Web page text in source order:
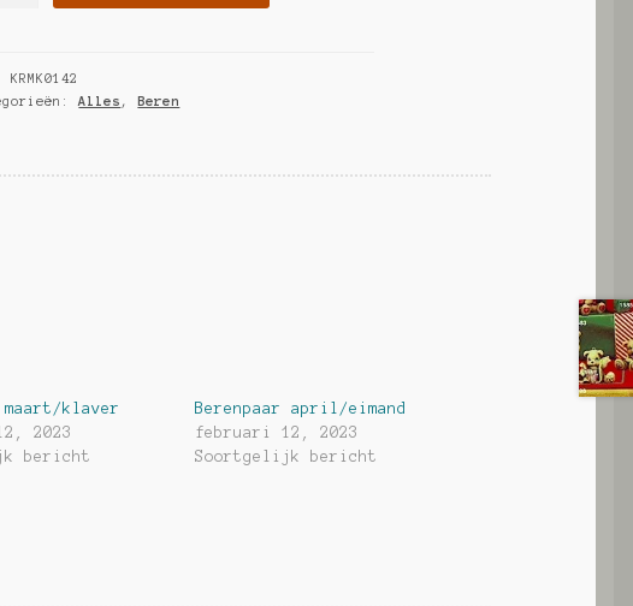
KRMK0142
Alles ,Beren
maart/klaver
2023
bericht
Berenpaar april/eimand
februari 12, 2023
Soortgelijk bericht